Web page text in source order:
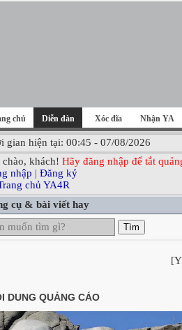
chủ Diễn đàn Xóc đĩa Nhận YA
gian hiện tại: 00:45 - 07/08/2026
khách! Hãy đăng nhập để tắt
nhập | Đăng ký
chủ YA4R
cụ & bài viết hay
Tìm